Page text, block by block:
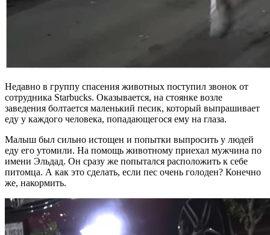
Недавно в группу спасения животных поступил звонок от
сотрудника Starbucks. Оказывается, на стоянке возле
заведения болтается маленький песик, который выпрашивает
еду у каждого человека, попадающегося ему на глаза.
Малыш был сильно истощен и попытки выпросить у людей
еду его утомили. На помощь животному приехал мужчина по
имени Эльдад. Он сразу же попытался расположить к себе
питомца. А как это сделать, если пес очень голоден? Конечно
же, накормить.